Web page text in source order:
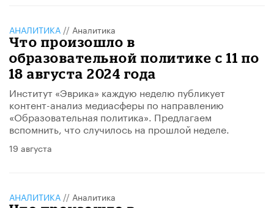
АНАЛИТИКА // Аналитика
Что произошло в
образовательной политике с 11 по
18 августа 2024 года
Институт «Эврика» каждую неделю публикует
контент-анализ медиасферы по направлению
«Образовательная политика». Предлагаем
вспомнить, что случилось на прошлой неделе.
19 августа
АНАЛИТИКА // Аналитика